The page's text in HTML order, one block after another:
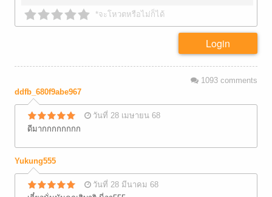
*จะโหวตหรือไม่ก็ได้
Login
1093comments
ddfb_680f9abe967
วันที่ 28 เมษายน 68
ดีมากกกกกกกก
Yukung555
วันที่ 28 มีนาคม 68